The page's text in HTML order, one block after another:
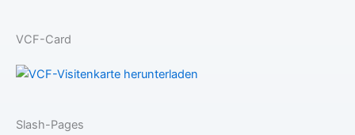
VCF-Card
Slash-Pages